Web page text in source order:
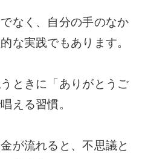
なく、自分の手のなか
な実践でもあります。
ときに「ありがとうご
える習慣。
が流れると、不思議と